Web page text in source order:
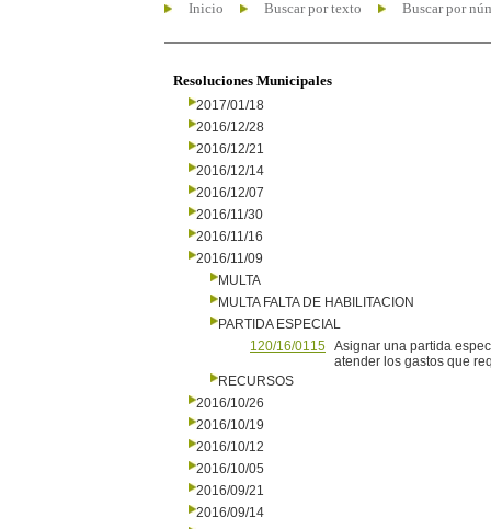
Inicio Buscar por texto Buscar por
Resoluciones Municipales
2017/01/18
2016/12/28
2016/12/21
2016/12/14
2016/12/07
2016/11/30
2016/11/16
2016/11/09
MULTA
MULTA FALTA DE HABILITACION
PARTIDA ESPECIAL
120/16/0115 Asignar una partida
atender los gastos que
RECURSOS
2016/10/26
2016/10/19
2016/10/12
2016/10/05
2016/09/21
2016/09/14